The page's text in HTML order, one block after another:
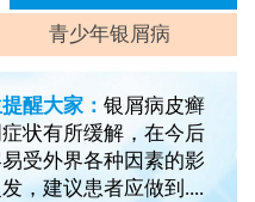
青少年银屑病
醒大家：银屑病皮癣
状有所缓解，在今后
受外界各种因素的影
，建议患者应做到....